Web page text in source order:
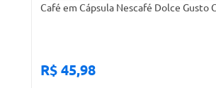
Café em Cápsula Nescafé Dolce Gusto
R$ 45,98